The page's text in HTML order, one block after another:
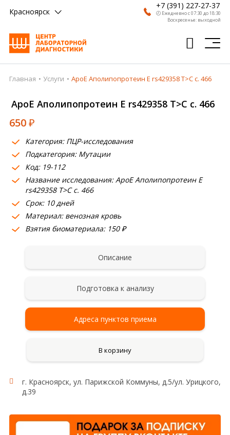
Красноярск
+7 (391) 227-27-37
🕗 Ежедневно с 07:30 до 18:30
Воскресенье: выходной
Главная
Анализы
Врачи
Получить результат
Пациентам
О компании
Где сдать
Партнерам
Главная Услуги ApoE Аполипопротеин Е rs429358 T>C c. 466
ApoE Аполипопротеин Е rs429358 T>C c. 466
650₽
Категория: ПЦР-исследования
Подкатегория: Мутации
Код: 19-112
Название исследования: ApoE Аполипопротеин Е
rs429358 T>C c. 466
Срок: 10 дней
Материал: венозная кровь
Взятия биоматериала: 150 ₽
Описание
Подготовка к анализу
Адреса пунктов приема
В корзину
Исследование:
аполипопротеин E
Липидный обмен
г. Красноярск, ул. Парижской Коммуны, д.5/ул. Урицкого,
д.39